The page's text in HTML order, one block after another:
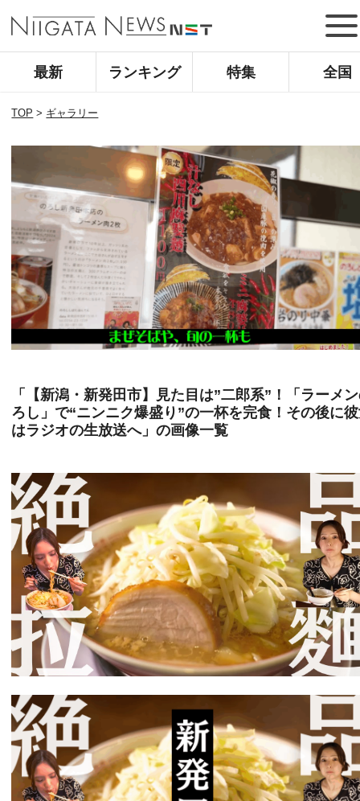
最新 ランキング 特集 全国
TOP > ギャラリー
「【新潟・新発田市】見た目は”二郎系”！「ラーメ
ろし」で“ニンニク爆盛り”の一杯を完食！その後に
はラジオの生放送へ」の画像一覧